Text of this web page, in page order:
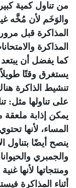
من تناول كمية
والوَخَم لأن مُخَّه
المذاكرة قبل
المذاكرة
كما يفضل أن
يستغرق وقتًا
تنشيط الذاكرة
على تناولها مثل:
يمكن إذابة ملعقة
المساء، لأنها
ينصح أيضًا بتناول
والجمبري
ومنتجاتها لأنها
أثناء المذاكرة